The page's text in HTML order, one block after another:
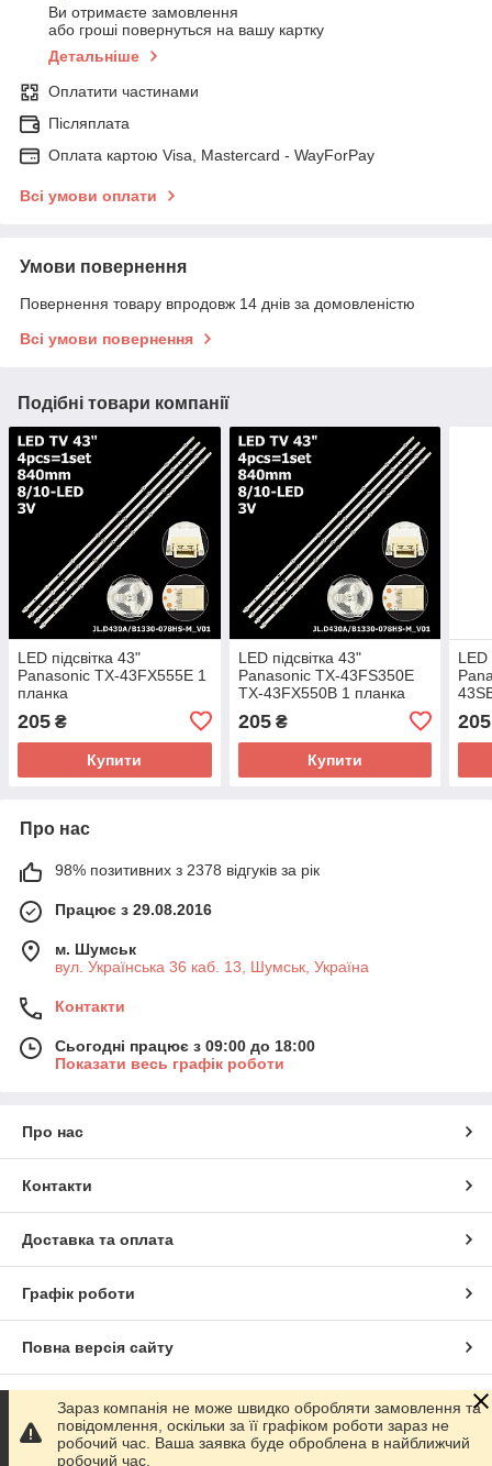
Ви отримаєте замовлення
або гроші повернуться на вашу картку
Детальніше
Оплатити частинами
Післяплата
Оплата картою Visa, Mastercard - WayForPay
Всі умови оплати
Умови повернення
Повернення товару впродовж 14 днів за домовленістю
Всі умови повернення
Подібні товари компанії
LED підсвітка 43"
Panasonic TX-43FX555E 1
планка
205 ₴
Купити
LED підсвітка 43"
Panasonic TX-43FS350E
TX-43FX550B 1 планка
205₴
Купити
LED
205
Про нас
98% позитивних з 2378 відгуків за рік
Працює з 29.08.2016
м. Шумськ
вул. Українська 36 каб. 13, Шумськ, Україна
Контакти
Сьогодні працює з 09:00 до 18:00
Показати весь графік роботи
Про нас
Контакти
Доставка та оплата
Графік роботи
Повна версія сайту
Сайт створено на маркетплейсі Prom.ua
Політика конфіденційності
Зараз компанія не може швидко обробляти замовлення та
повідомлення, оскільки за її графіком роботи зараз не
робочий час. Ваша заявка буде оброблена в найближчий
робочий час.